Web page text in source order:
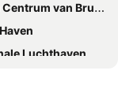
van Brugge
Oostende-Brugge
Park